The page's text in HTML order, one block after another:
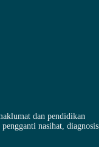
dan pendidikan
nasihat, diagnosis